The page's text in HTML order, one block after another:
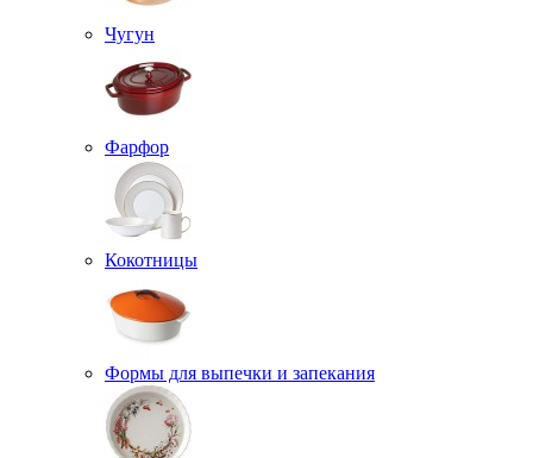
Чугун
Фарфор
Кокотницы
Формы для выпечки и запекания